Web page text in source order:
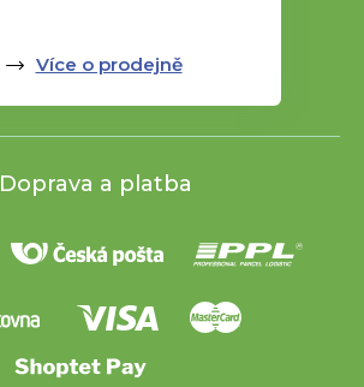
Více o prodejně
Doprava a platba